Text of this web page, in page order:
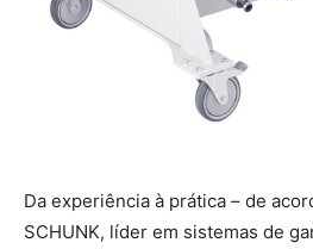
Da experiência à prática – de
SCHUNK, líder em sistemas de